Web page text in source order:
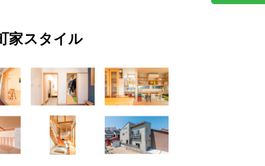
家スタイル